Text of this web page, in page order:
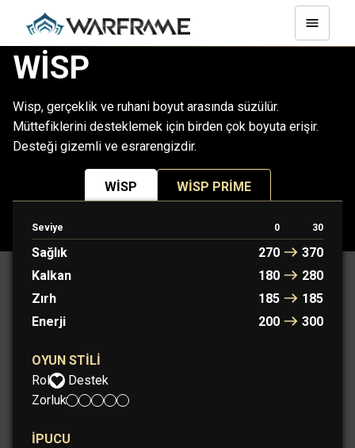
WISP
Wisp, gerçeklik ve ruhani boyut arasında süzülür.
Müttefiklerini desteklemek için birden çok boyuta erişir.
Desteği gizemli ve esrarengizdir.
WISP WISP PRIME
Seviye 0 30
Sağlık 270
370
Kalkan
180
280
Zırh
185
185
Enerji
200 300
OYUN STILI
Rol:
Destek
Zorluk:
İPUCU